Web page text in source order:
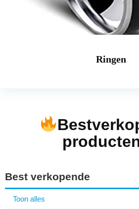
Ringen
Best verkopende
Toon alles